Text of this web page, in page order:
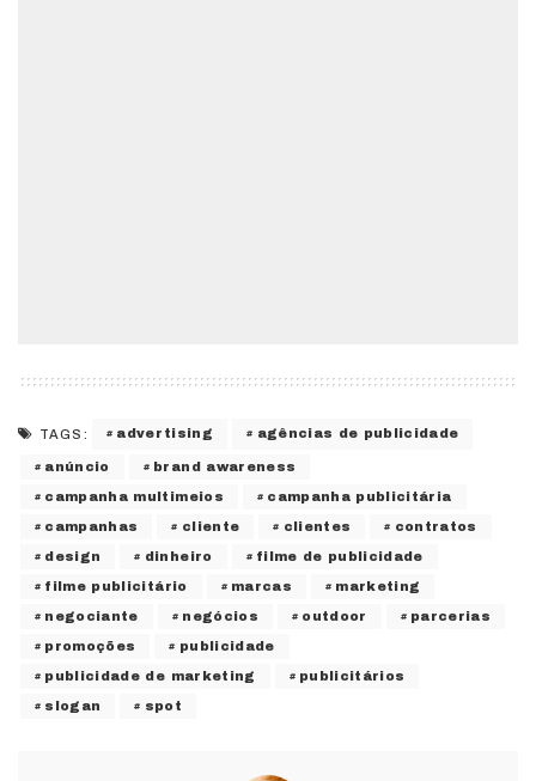
TAGS: advertising agências de publicidade
anúncio brand awareness
campanha multimeios campanha publicitária
campanhas cliente clientes contratos
design dinheiro filme de publicidade
filme publicitário marcas marketing
negociante negócios outdoor parcerias
promoções publicidade
publicidade de marketing publicitários
slogan spot